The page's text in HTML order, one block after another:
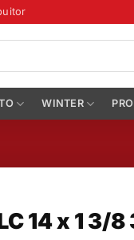
WINTER
14 x 1